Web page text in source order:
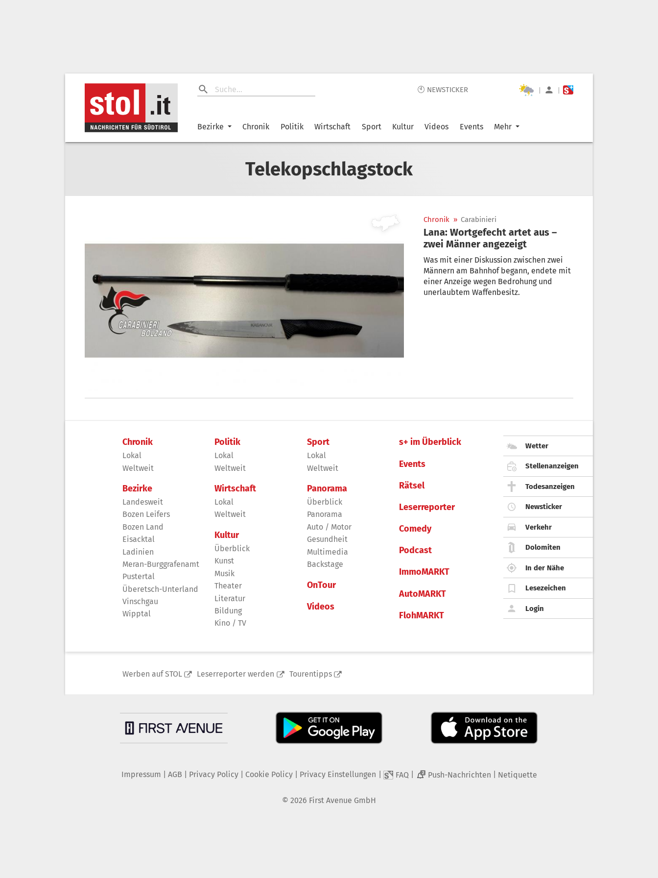
🕙 NEWSTICKER | |
Bezirke Chronik Politik Wirtschaft Sport Kultur Videos Events Mehr
Telekopschlagstock
Chronik » Carabinieri
Lana: Wortgefecht artet aus –
zwei Männer angezeigt
Was mit einer Diskussion zwischen zwei
Männern am Bahnhof begann, endete mit
einer Anzeige wegen Bedrohung und
unerlaubtem Waffenbesitz.
Chronik
Lokal
Weltweit
Bezirke
Landesweit
Bozen Leifers
Bozen Land
Eisacktal
Ladinien
Meran-Burggrafenamt
Pustertal
Überetsch-Unterland
Vinschgau
Wipptal
Politik
Lokal
Weltweit
Wirtschaft
Lokal
Weltweit
Kultur
Überblick
Kunst
Musik
Theater
Literatur
Bildung
Kino / TV
Sport
Lokal
Weltweit
Panorama
Überblick
Panorama
Auto / Motor
Gesundheit
Multimedia
Backstage
OnTour
Videos
s+ im Überblick
Events
Rätsel
Leserreporter
Comedy
Podcast
ImmoMARKT
AutoMARKT
FlohMARKT
Wetter
Stellenanzeigen
Todesanzeigen
Newsticker
Verkehr
Dolomiten
In der Nähe
Lesezeichen
Login
Werben auf STOL Leserreporter werden Tourentipps
Impressum AGB Privacy Policy| Cookie Policy| Privacy Einstellungen FAQ 2 Push-Nachrichten Netiquette
© 2026 First Avenue GmbH